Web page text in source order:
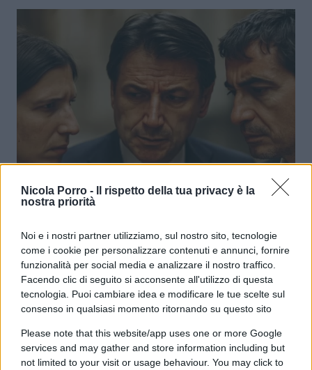
Nicola Porro -
Il rispetto della tua privacy è la
nostra priorità
Noi e i nostri partner utilizziamo, sul nostro sito, tecnologie
come i cookie per personalizzare contenuti e annunci, fornire
funzionalità per social media e analizzare il nostro traffico.
Facendo clic di seguito si acconsente all'utilizzo di questa
tecnologia. Puoi cambiare idea e modificare le tue scelte sul
consenso in qualsiasi momento ritornando su questo sito
Please note that this website/app uses one or more Google
services and may gather and store information including but
not limited to your visit or usage behaviour. You may click to
La sinistra pacifista ha un
problema: non capisce la pace
diAndrea Amata
26 Giugno 2025, 20:21
7.6k